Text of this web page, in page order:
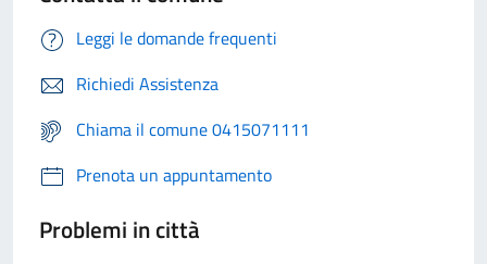
Leggi le domande frequenti
Richiedi Assistenza
Chiama il comune 0415071111
Prenota un appuntamento
Problemi in città